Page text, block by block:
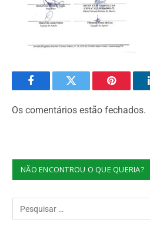
FacebookTwitter Pinterest
Os comentários estão fechados.
NÃO ENCONTROU O QUE QUERIA?